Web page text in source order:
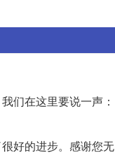
们在这里要说一声：
好的进步。感谢您无